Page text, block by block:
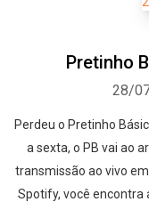
Pretinho
28/
Perdeu o Pretinho
a sexta, o PB vai ao
transmissão ao vivo
Spotify, você encontra